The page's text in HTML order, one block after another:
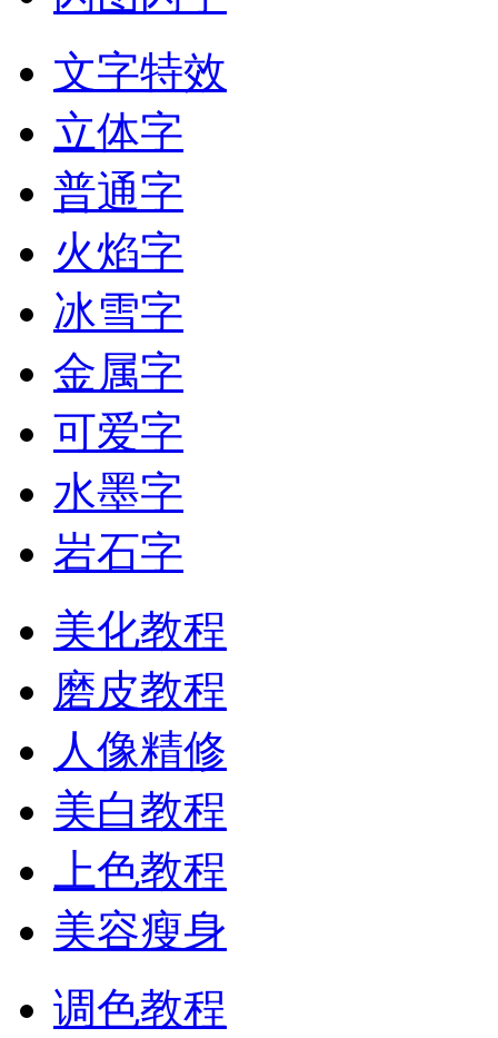
文字特效
立体字
普通字
火焰字
冰雪字
金属字
可爱字
水墨字
岩石字
美化教程
磨皮教程
人像精修
美白教程
上色教程
美容瘦身
调色教程